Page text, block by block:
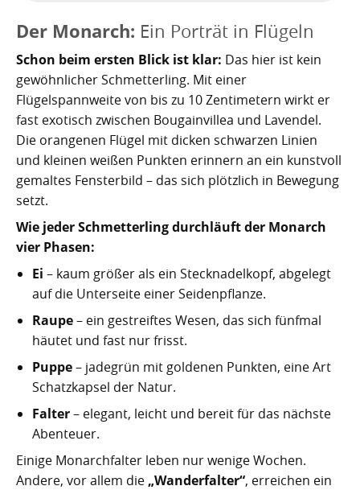
Pyramiden von Güímar
Riesenkalmare in den Gewässern um die Kanarischen
Inseln
Granadilla de Abona
Güímar
Guía de Isora
Icod de los Vinos
La Guancha
La Orotava
Los Realejos
Los Silos
Puerto de la Cruz
San Cristóbal de La Laguna
San Miguel de Abona
Guayota - Teide, Feuer und die Logik der Angst
Magec - Sonne, Licht und Kalenderwissen
Chaxiraxi - Muttergöttin der Guanchen
Achuguayo - Mond, Zeit und heilige Schluchten
Wie Kastilien die Kanarischen Inseln unterwarf
Die Schlachten um Teneriffa
Der Widerstand
Konstanz und Teneriffa
Piratenangriffe auf Teneriffa im 16. Jahrhundert
François Le Clerc
Garachico 1706
Die Schlacht von Santa Cruz 1797
Kartoffelrevolution 1846
Verworfenes Exil
Thor Heyerdahl und die Pyramiden von Güímar
Walbeobachtung statt Show
Ferienwohnungen legal vermieten
Finca oder Ferienhaus?
Die Cochenille-Schildlaus
Teneriffas Naturwunder
Zwischen Urlaubsparadies und Quantenwunder
Die Geologie Teneriffas
Legenden, Geheimnisse und die stille Logik Teneriffas
La Palma und die Tsunami-Erzählung
Der Monarch: Ein Porträt in Flügeln
Schon beim ersten Blick ist klar: Das hier ist kein
gewöhnlicher Schmetterling. Mit einer
Flügelspannweite von bis zu 10 Zentimetern wirkt er
fast exotisch zwischen Bougainvillea und Lavendel.
Die orangenen Flügel mit dicken schwarzen Linien
und kleinen weißen Punkten erinnern an ein kunstvoll
gemaltes Fensterbild – das sich plötzlich in Bewegung
setzt.
Wie jeder Schmetterling durchläuft der Monarch
vier Phasen:
Ei – kaum größer als ein Stecknadelkopf, abgelegt
auf die Unterseite einer Seidenpflanze.
Raupe– ein gestreiftes Wesen, das sich fünfmal
häutet und fast nur frisst.
Puppe– jadegrün mit goldenen Punkten, eine Art
Schatzkapsel der Natur.
Falter– elegant, leicht und bereit für das nächste
Abenteuer.
Einige Monarchfalter leben nur wenige Wochen.
Andere, vor allem die „Wanderfalter“, erreichen ein